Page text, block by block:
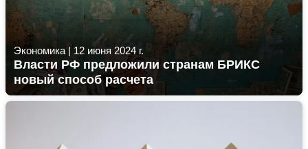
Экономика | 12 июня 2024 г.
Власти РФ предложили странам БРИКС
новый способ расчета